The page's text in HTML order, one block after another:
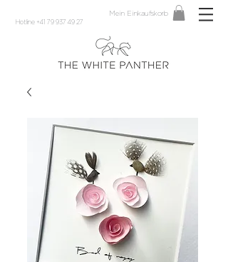
Hotline +41 79 937 49 27
Mein Einkaufskorb